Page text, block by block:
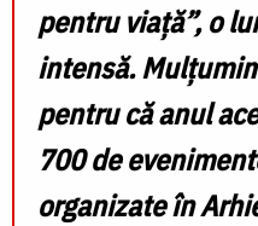
pentru viață”, o
intensă.
pentru că anul
700 de
organizate în